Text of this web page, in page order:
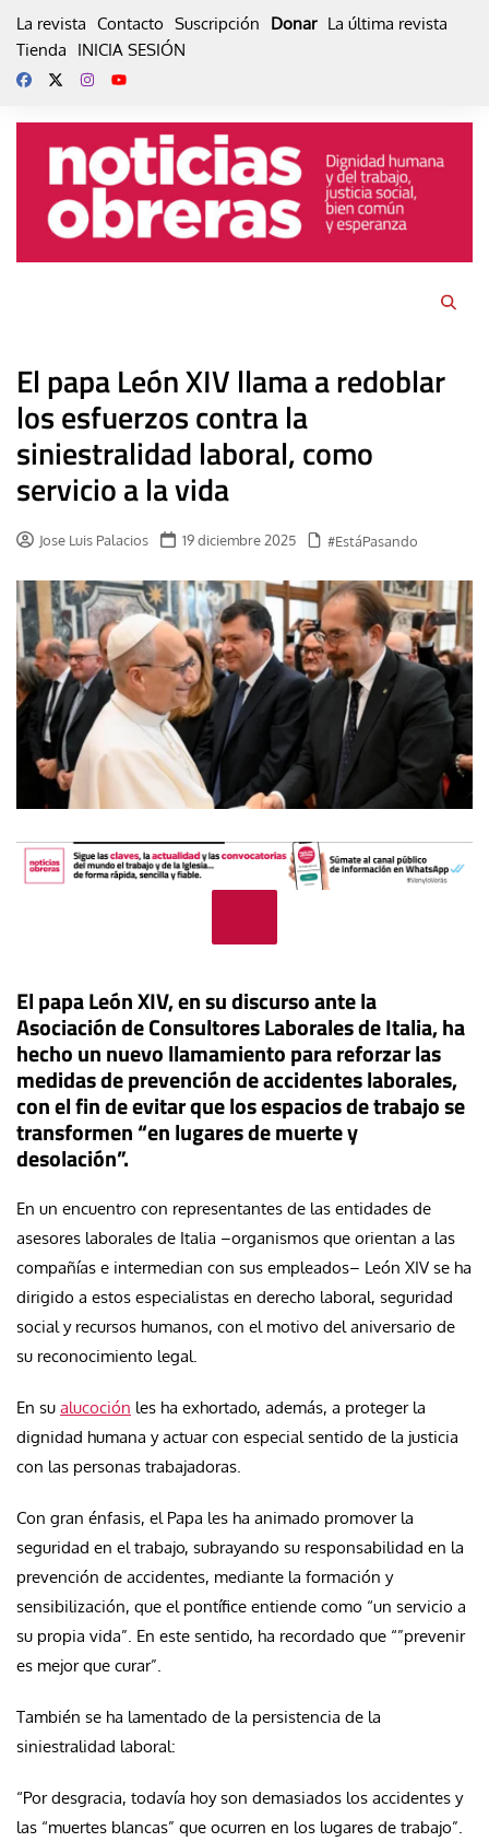
La revista Contacto Suscripción Donar La última revista
Tienda
INICIA SESIÓN
El papa León XIV llama a redoblar
los esfuerzos contra la
siniestralidad laboral, como
servicio a la vida
Jose Luis Palacios 19 diciembre 2025 #EstáPasando
El papa León XIV, en su discurso ante la
Asociación de Consultores Laborales de Italia, ha
hecho un nuevo llamamiento para reforzar las
medidas de prevención de accidentes laborales,
con el fin de evitar que los espacios de trabajo se
transformen “en lugares de muerte y
desolación”.
En un encuentro con representantes de las entidades de
asesores laborales de Italia –organismos que orientan a las
compañías e intermedian con sus empleados– León XIV se ha
dirigido a estos especialistas en derecho laboral, seguridad
social y recursos humanos, con el motivo del aniversario de
su reconocimiento legal.
En su alucoción les ha exhortado, además, a proteger la
dignidad humana y actuar con especial sentido de la justicia
con las personas trabajadoras.
Con gran énfasis, el Papa les ha animado promover la
seguridad en el trabajo, subrayando su responsabilidad en la
prevención de accidentes, mediante la formación y
sensibilización, que el pontífice entiende como “un servicio a
su propia vida”. En este sentido, ha recordado que “”prevenir
es mejor que curar”.
También se ha lamentado de la persistencia de la
siniestralidad laboral:
“Por desgracia, todavía hoy son demasiados los accidentes y
las “muertes blancas” que ocurren en los lugares de trabajo”.